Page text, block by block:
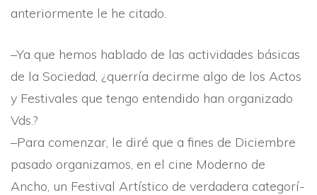
anteriormente le he citado.
–Ya que hemos hablado de las actividades básicas
de la Sociedad, ¿querrí­a decirme algo de los Actos
y Festivales que tengo entendido han organizado
Vds.?
–Para comenzar, le diré que a fines de Diciembre
pasado organizamos, en el cine Moderno de
Ancho, un Festival Artí­stico de verdadera categorí­